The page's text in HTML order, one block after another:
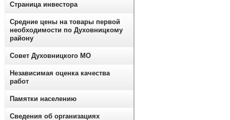
Страница инвестора
Средние цены на товары первой
необходимости по Духовницкому
району
Совет Духовницкого МО
Независимая оценка качества
работ
Памятки населению
Сведения об организациях